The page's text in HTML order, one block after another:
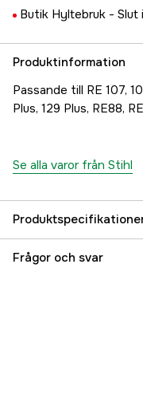
Butik Hyltebruk - Slut
Produktinformation
Passande till RE 107,
Plus, 129 Plus, RE88,
Se alla varor från Stihl
Global Garanti
Frågor och svar